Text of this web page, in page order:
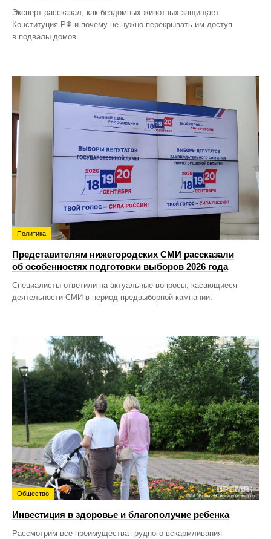
Эксперт рассказал, как бездомных животных защищает
Конституция РФ и почему не нужно перекрывать им доступ
в подвалы домов.
Политика
Представителям нижегородских СМИ рассказали
об особенностях подготовки выборов 2026 года
Специалисты ответили на актуальные вопросы, касающиеся
деятельности СМИ в период предвыборной кампании.
Общество
Инвестиция в здоровье и благополучие ребенка
Рассмотрим все преимущества грудного вскармливания